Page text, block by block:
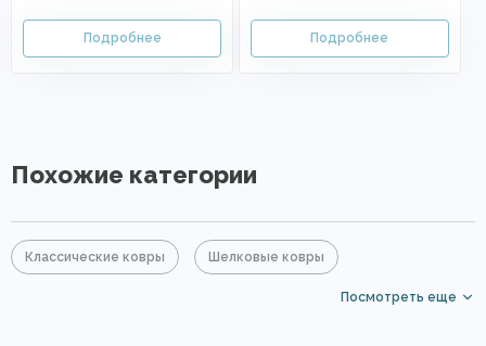
Похожие категории
Классические ковры Шелковые ковры
Элитные ковры
Посмотреть еще